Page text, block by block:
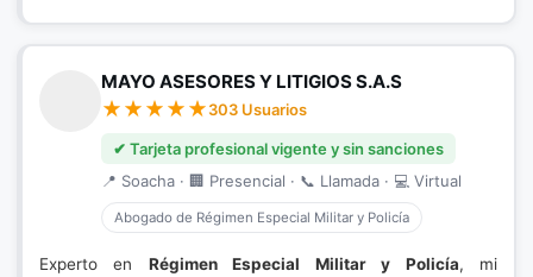
MAYO ASESORES Y LITIGIOS S.A.S
303 Usuarios
✔ Tarjeta profesional vigente y sin sanciones
📍 Soacha · 🏢 Presencial · 📞 Llamada · 💻 Virtual
Abogado de Régimen Especial Militar y Policía
Experto en Régimen Especial Militar y Policía, mi